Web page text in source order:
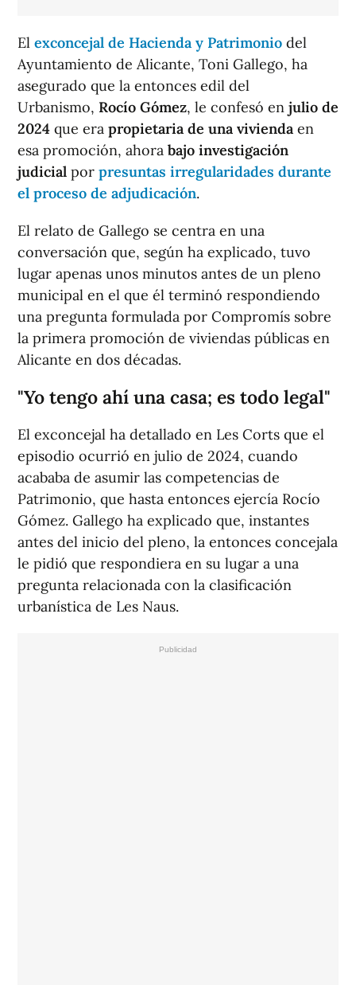
El exconcejal de Hacienda y Patrimonio del
Ayuntamiento de Alicante, Toni Gallego, ha
asegurado que la entonces edil del
Urbanismo, Rocío Gómez, le confesó en julio de
2024 que era propietaria de una vivienda en
esa promoción, ahora bajo investigación
judicial por presuntas irregularidades durante
el proceso de adjudicación.
El relato de Gallego se centra en una
conversación que, según ha explicado, tuvo
lugar apenas unos minutos antes de un pleno
municipal en el que él terminó respondiendo
una pregunta formulada por Compromís sobre
la primera promoción de viviendas públicas en
Alicante en dos décadas.
"Yo tengo ahí una casa; es todo legal"
El exconcejal ha detallado en Les Corts que el
episodio ocurrió en julio de 2024, cuando
acababa de asumir las competencias de
Patrimonio, que hasta entonces ejercía Rocío
Gómez. Gallego ha explicado que, instantes
antes del inicio del pleno, la entonces concejala
le pidió que respondiera en su lugar a una
pregunta relacionada con la clasificación
urbanística de Les Naus.